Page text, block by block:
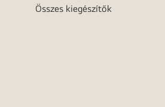
Összes kiegészítők